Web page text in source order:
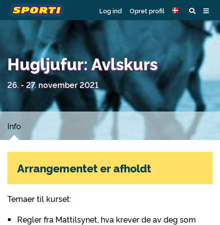
Log ind Opret profil
Hugljufur: Avlskurs
26. - 27. november 2021
Info
Temaer til kurset:
Regler fra Mattilsynet, hva krever de av deg som
Arrangementet er afholdt